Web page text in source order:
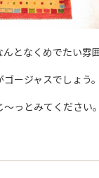
んとなくめでたい雰
ージャスでしょう
〜っとみてください